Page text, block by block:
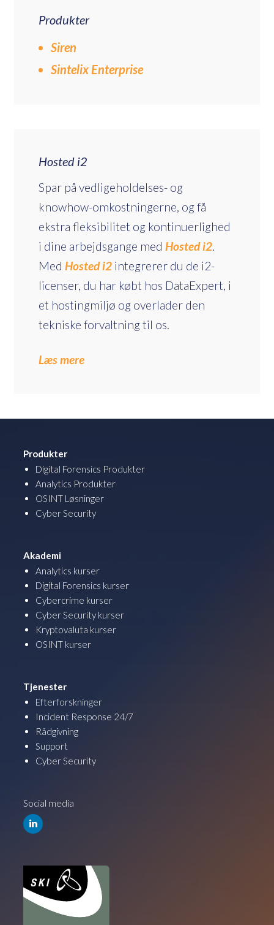
Produkter
Siren
Sintelix Enterprise
Hosted i2
Spar på vedligeholdelses- og
knowhow-omkostningerne, og få
ekstra fleksibilitet og kontinuerlighed
i dine arbejdsgange med Hosted i2.
Med Hosted i2 integrerer du de i2-
licenser, du har købt hos DataExpert, i
et hostingmiljø og overlader den
tekniske forvaltning til os.
Læs mere
Produkter
Digital Forensics Produkter
Analytics Produkter
OSINT Løsninger
Cyber Security
Akademi
Analytics kurser
Digital Forensics kurser
Cybercrime kurser
Cyber Security kurser
Kryptovaluta kurser
OSINT kurser
Tjenester
Efterforskninger
Incident Response 24/7
Rådgivning
Support
Cyber Security
Social media